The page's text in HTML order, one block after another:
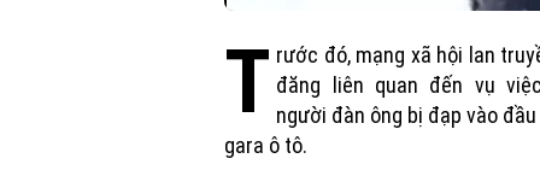
T rước đó, mạng xã hội lan
đăng liên quan đến vụ
người đàn ông bị đạp vào
gara ô tô.